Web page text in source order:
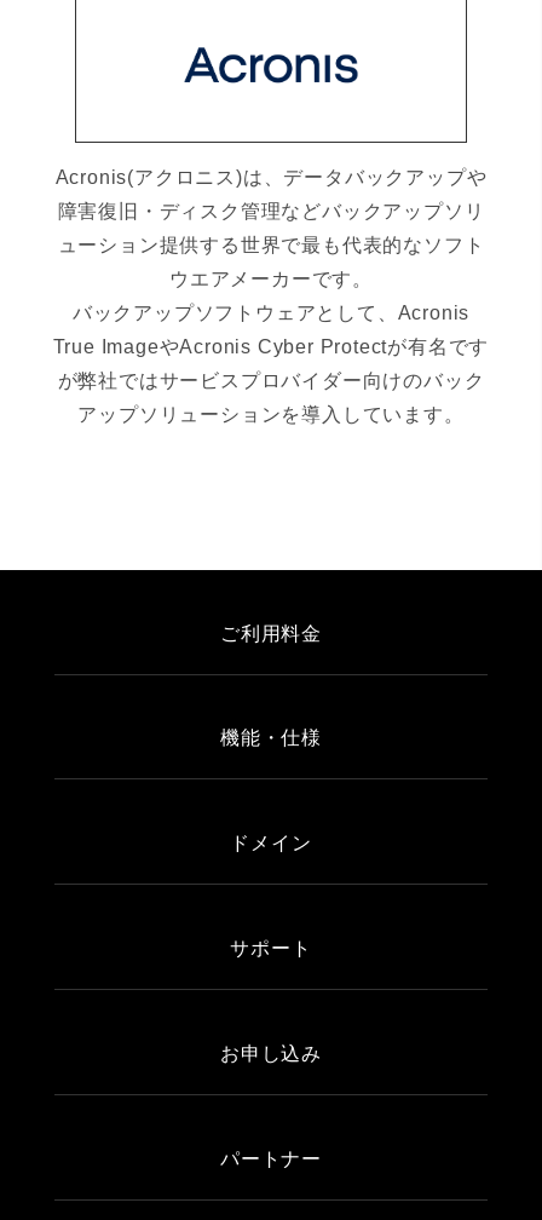
Acronis(アクロニス)は、データバックアップや
障害復旧・ディスク管理などバックアップソリ
ューション提供する世界で最も代表的なソフト
ウエアメーカーです。
バックアップソフトウェアとして、Acronis
True ImageやAcronis Cyber Protectが有名です
が弊社ではサービスプロバイダー向けのバック
アップソリューションを導入しています。
ご利用料金
機能・仕様
ドメイン
サポート
お申し込み
パートナー